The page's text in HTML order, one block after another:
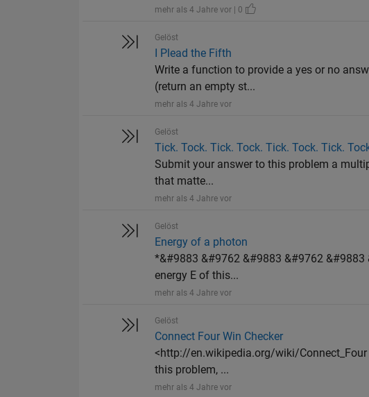
mehr als 4 Jahre vor | 0
Gelöst
I Plead the Fifth
Write a function to provide a yes or no
(return an empty st...
mehr als 4 Jahre vor
Gelöst
Tick. Tock. Tick. Tock. Tick. Tock. Tick.
Submit your answer to this problem a
that matte...
mehr als 4 Jahre vor
Gelöst
Energy of a photon
*&#9883 &#9762 &#9883 &#9762
energy E of this...
mehr als 4 Jahre vor
Gelöst
Connect Four Win Checker
<http://en.wikipedia.org/wiki/
this problem, ...
mehr als 4 Jahre vor